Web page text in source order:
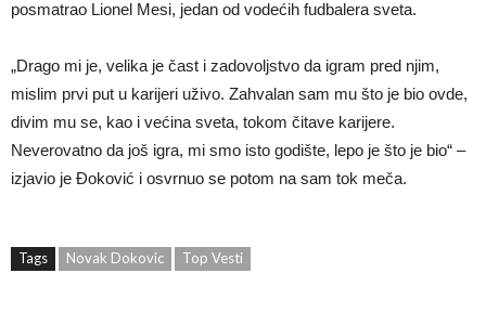
posmatrao Lionel Mesi, jedan od vodećih fudbalera sveta.
„Drago mi je, velika je čast i zadovoljstvo da igram pred njim,
mislim prvi put u karijeri uživo. Zahvalan sam mu što je bio ovde,
divim mu se, kao i većina sveta, tokom čitave karijere.
Neverovatno da još igra, mi smo isto godište, lepo je što je bio“ –
izjavio je Đoković i osvrnuo se potom na sam tok meča.
Tags Novak Dokovic Top Vesti